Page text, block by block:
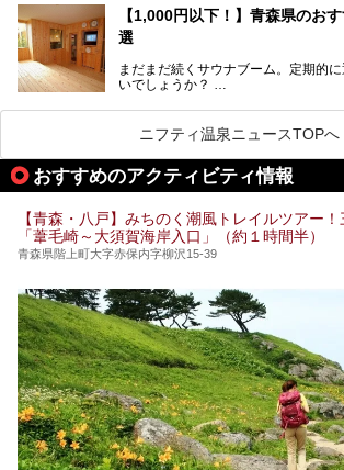
か？
【1,000円以下！】青森県のお
選
まだまだ続くサウナブーム。定期的
いでしょうか？
そこでコスパ抜群！1,000円以下でサ
紹介します。
格安でも充実の施設でサウナを楽し
今回は青森県にある1,000円以下のお
ニフティ温泉ニュースTOPへ
おすすめのアクティビティ情報
【青森・八戸】みちのく潮風トレイルツアー
「葦毛崎～大須賀海岸入口」（約１時間半）
青森県階上町大字赤保内字柳沢15-39